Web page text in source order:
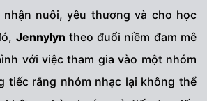
nuôi, yêu thương và cho học
Jennylyn theo đuổi niềm đam mê
với việc tham gia vào một nhóm
tiếc rằng nhóm nhạc lại không thể